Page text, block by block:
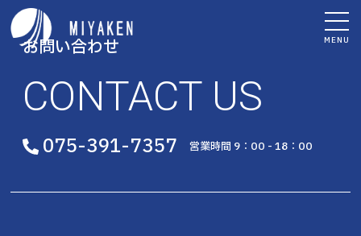
MENU
お問い合わせ
CONTACT US
075-391-7357 営業時間 9：00 - 18：00